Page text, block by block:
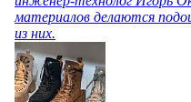
материалов делаются
из них.